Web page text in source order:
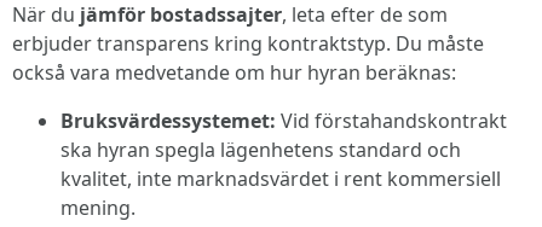
När du jämför bostadssajter, leta efter de som
erbjuder transparens kring kontraktstyp. Du måste
också vara medvetande om hur hyran beräknas:
Bruksvärdessystemet: Vid förstahandskontrakt
ska hyran spegla lägenhetens standard och
kvalitet, inte marknadsvärdet i rent kommersiell
mening.